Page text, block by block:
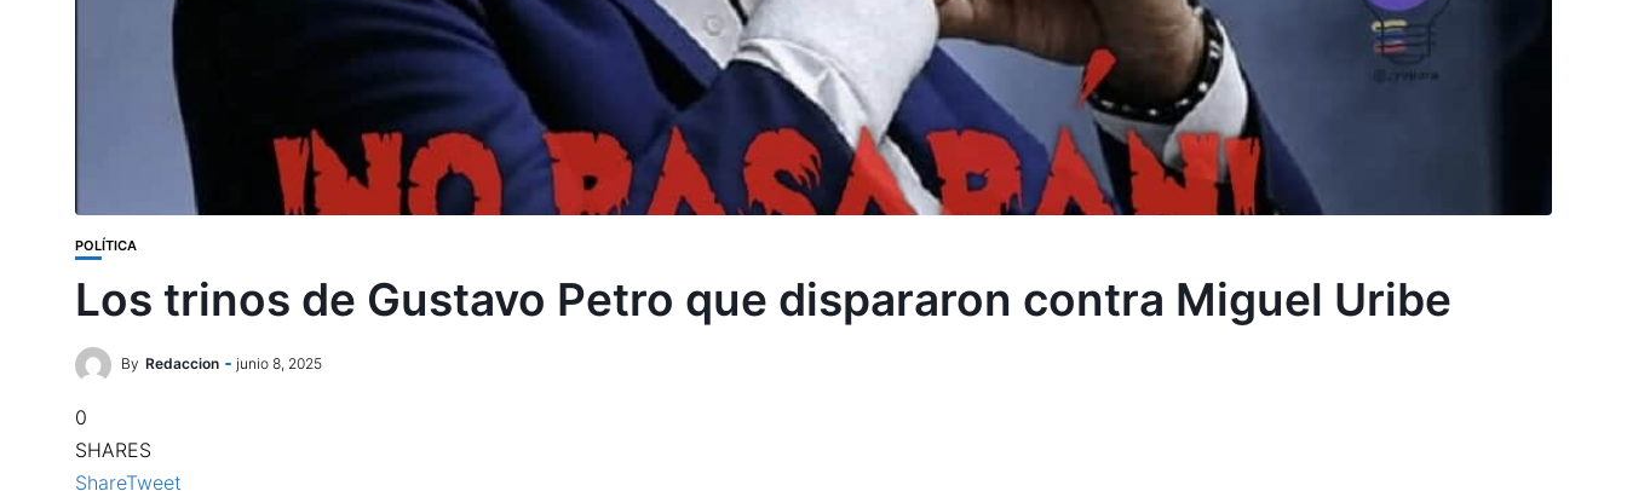
POLÍTICA
Los trinos de Gustavo Petro que dispararon contra Miguel Uribe
By Redaccion junio 8, 2025
0
SHARES
ShareTweet